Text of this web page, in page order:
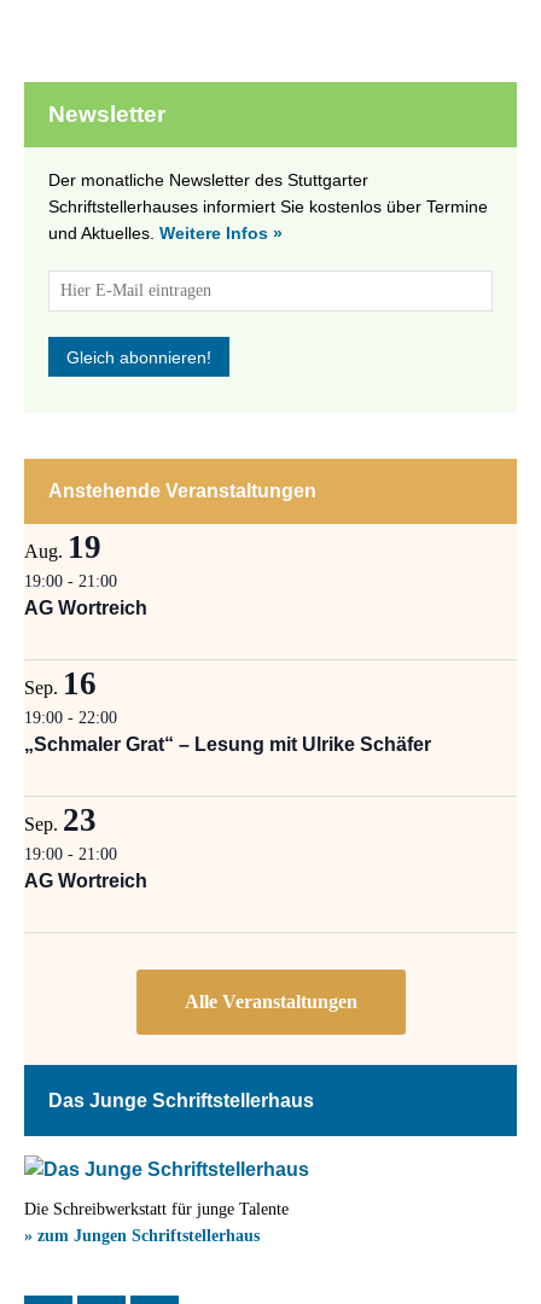
Newsletter
Der monatliche Newsletter des Stuttgarter
Schriftstellerhauses informiert Sie kostenlos über Termine
und Aktuelles. Weitere Infos »
Anstehende Veranstaltungen
Aug. 19
19:00 - 21:00
AG Wortreich
Sep. 16
19:00 - 22:00
„Schmaler Grat“ – Lesung mit Ulrike Schäfer
Sep. 23
19:00 - 21:00
AG Wortreich
Das Junge Schriftstellerhaus
Die Schreibwerkstatt für junge Talente
» zum Jungen Schriftstellerhaus